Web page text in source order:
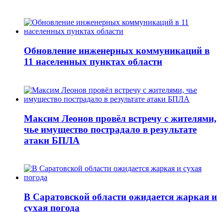
Обновление инженерных коммуникаций в
11 населенных пунктах области
Максим Леонов провёл встречу с жителями,
чье имущество пострадало в результате
атаки БПЛА
В Саратовской области ожидается жаркая и
сухая погода